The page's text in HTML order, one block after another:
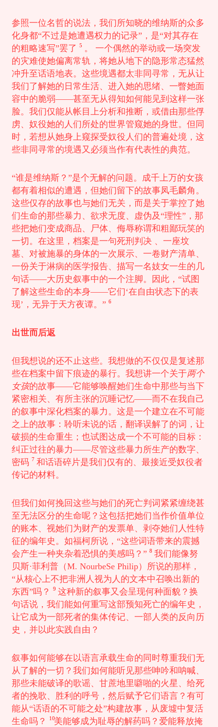
参照一位名哲的说法，我们所知晓的维纳斯的众多
化身都“不过是她遭遇权力的记录”，是“对其存在
的粗略速写”罢了 5 。 一个偶然的举动或一场突发
的灾难使她偏离常轨，将她从地下的隐形常态猛然
冲升至话语地表。这些境遇都太非同寻常，无从让
我们了解她的日常生活、进入她的思绪、一瞥她面
容中的脆弱——甚至无从得知如何能见到这样一张
脸。我们仅能从帐目上分析和推断，或借由那些俘
虏、奴役她的人们所处的世界管窥她的身世。但同
时，若想从她身上窥探受奴役人们的普遍处境，这
些非同寻常的境遇又必须当作有代表性的典范。
“谁是维纳斯？”是个无解的问题。成千上万的女孩
都有着相似的遭遇，但她们留下的故事凤毛麟角。
这些仅存的故事也与她们无关，而是关于掌控了她
们生命的那些暴力、欲求无度、虚伪及“理性”，那
些把她们变成商品、尸体、侮辱称谓和粗鄙玩笑的
一切。在这里，档案是一句死刑判决 、一座坟
墓、对被施暴的身体的一次展示、一卷财产清单、
一份关于淋病的医学报告、描写一名妓女一生的几
句话——大历史叙事中的一个注脚。因此，“试图
了解这些生命的本身——它们‘在自由状态下的表
现’，无异于天方夜谭。” 6
出世而后返
但我想说的还不止这些。我想做的不仅仅是复述那
些在档案中留下痕迹的暴行。我想讲一个关于两个
女孩的故事——它能够唤醒她们生命中那些与当下
紧密相关、有所主张的沉睡记忆——而不在我自己
的叙事中深化档案的暴力。这是一个建立在不可能
之上的故事：聆听未说的话，翻译误解了的词，让
破损的生命重生；也试图达成一个不可能的目标：
纠正过往的暴力——尽管这些暴力所生产的数字、
密码 7 和话语碎片是我们仅有的、最接近受奴役者
传记的材料。
但我们如何挽回这些与她们的死亡判词紧紧缠绕甚
至无法区分的生命呢？这包括把她们当作价值单位
的账本、视她们为财产的发票单、剥夺她们人性特
征的编年史。如福柯所说，“这些词语带来的震撼
会产生一种夹杂着恐惧的美感吗？” 8 我们能像努
贝斯·菲利普（M. NourbeSe Philip）所说的那样，
“从核心上不把非洲人视为人的文本中召唤出新的
东西”吗？
9 这种新的叙事又会呈现何种面貌？换
句话说，我们能如何重写这部预知死亡的编年史，
让它成为一部死者的集体传记、一部人类的反向历
史，并以此实践自由？
叙事如何能够在以语言承载生命的同时尊重我们无
从了解的一切？我们如何能听见那些呻吟和呐喊、
那些未能破译的歌谣、甘蔗地里噼啪的火星、给死
者的挽歌、胜利的呼号，然后赋予它们语言？有可
能从“话语的不可能之处”构建故事，从废墟中复活
生命吗？
10美能够成为耻辱的解药吗？爱能释放掩